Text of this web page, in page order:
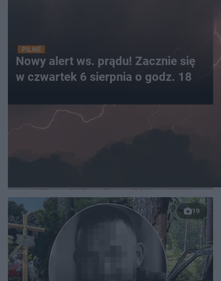
PILNE
Nowy alert ws. prądu! Zacznie się
w czwartek 6 sierpnia o godz. 18
WARSZAWA ŁÓDŹ POZNAŃ ŚLĄSK TRÓJMIASTO
19